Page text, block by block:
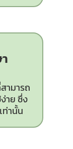
ามารถ
าย ซึ่ง
ท่านั้น